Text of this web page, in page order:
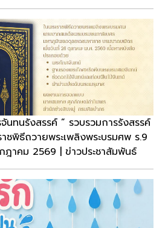
นทนรังสรรค์ ” รวบรวมการรังสรรค์
ชพิธีถวายพระเพลิงพระบรมศพ ร.9
าคม 2569 | ข่าวประชาสัมพันธ์